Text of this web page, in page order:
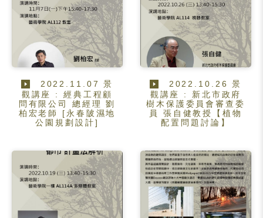
2022.11.07 景
觀講座 : 經典工程顧
問有限公司 總經理 劉
柏宏老師 [永春陂濕地
公園規劃設計]
2022.10.26 景
觀講座 : 新北市政府
樹木保護委員會審查委
員 張自健教授【植物
配置問題討論】